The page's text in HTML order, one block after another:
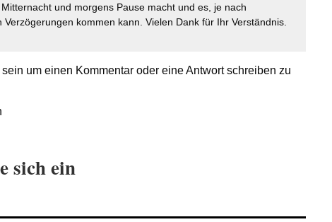
und morgens Pause macht und es, je nach
kommen kann. Vielen Dank für Ihr Verständnis.
sein um einen Kommentar oder eine Antwort schreiben zu
sich ein